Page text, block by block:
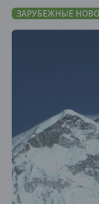
ЗАРУБЕЖНЫЕ